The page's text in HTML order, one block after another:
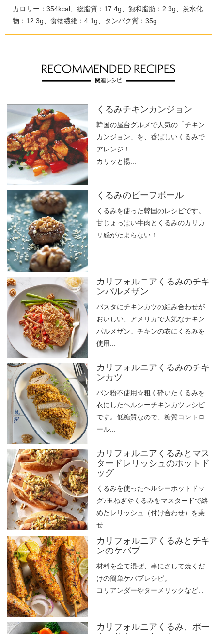
カロリー：354kcal、総脂質：17.4g、飽和脂肪：2.3g、炭水化
物：12.3g、食物繊維：4.1g、タンパク質：35g
くるみチキンカンジョン
韓国の屋台グルメで人気の「チキン
カンジョン」を、香ばしいくるみで
アレンジ！
カリッと揚...
くるみのビーフボール
くるみを使った韓国のレシピです。
甘じょっぱい牛肉とくるみのカリカ
リ感がたまらない！
カリフォルニアくるみのチキ
ンパルメザン
パスタにチキンカツの組み合わせが
おいしい、アメリカで人気なチキン
パルメザン。チキンの衣にくるみを
使用...
カリフォルニアくるみのチキ
ンカツ
パン粉不使用☆粗く砕いたくるみを
衣にしたヘルシーチキンカツレシピ
です。低糖質なので、糖質コントロ
ール...
カリフォルニアくるみとマス
タードレリッシュのホットド
ッグ
くるみを使ったヘルシーホットドッ
グ♪玉ねぎやくるみをマスタードで絡
めたレリッシュ（付け合わせ）を乗
せ...
カリフォルニアくるみとチキ
ンのケバブ
材料を全て混ぜ、串にさして焼くだ
けの簡単ケバブレシピ。
コリアンダーやターメリックなど...
カリフォルニアくるみ、ポー